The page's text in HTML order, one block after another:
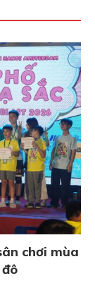
chơi mùa